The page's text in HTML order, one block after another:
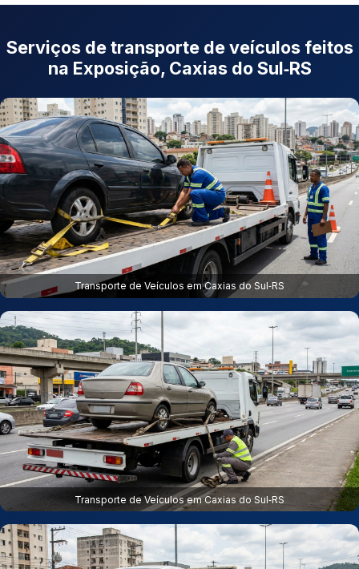
Serviços de transporte de veículos feitos
na Exposição, Caxias do Sul‑RS
Transporte de Veículos em Caxias do Sul‑RS
Transporte de Veículos em Caxias do Sul‑RS